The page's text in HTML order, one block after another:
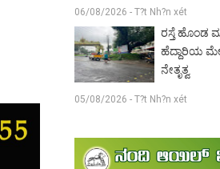
06/08/2026 - T?t Nh?n xét
ರಸ್ತೆ ಹೊಂಡ
ಹೆದ್ದಾರಿಯ
ನೇತೃತ್ವ
05/08/2026 - T?t Nh?n xét